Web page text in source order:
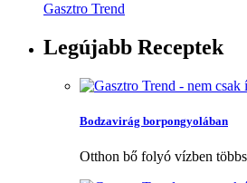
Gasztro Trend
Legújabb Receptek
Bodzavirág borpongyolában
Otthon bő folyó vízben